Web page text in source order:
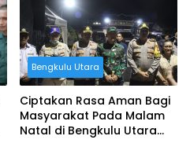
Bengkulu Utara
Ciptakan Rasa Aman Bagi
Masyarakat Pada Malam
Natal di Bengkulu Utara